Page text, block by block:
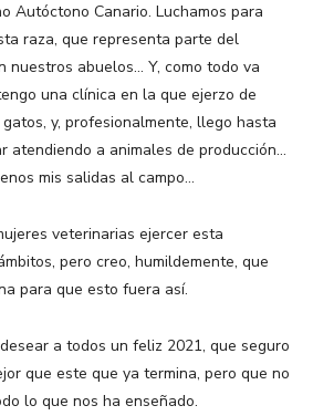
Autóctono Canario. Luchamos para
raza, que representa parte del
nuestros abuelos… Y, como todo va
una clínica en la que ejerzo de
y, profesionalmente, llego hasta
atendiendo a animales de producción…
mis salidas al campo…
veterinarias ejercer esta
pero creo, humildemente, que
para que esto fuera así.
a todos un feliz 2021, que seguro
que este que ya termina, pero que no
lo que nos ha enseñado.